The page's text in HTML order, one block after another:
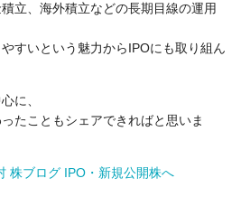
立、海外積立などの長期目線の運用
すいという魅力からIPOにも取り組ん
に、
たこともシェアできればと思いま